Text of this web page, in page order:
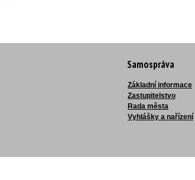
Samospráva
Základní informace
Zastupitelstvo
Rada města
Vyhlášky a nařízení